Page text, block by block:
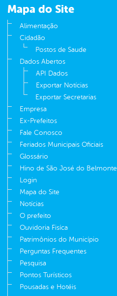
Mapa do Site
Alimentação
Cidadão
Postos de Saude
Dados Abertos
API Dados
Exportar Notícias
Exportar Secretarias
Empresa
Ex-Prefeitos
Fale Conosco
Feriados Municipais Oficiais
Glossário
Hino de São José do Belmonte
Login
Mapa do Site
Notícias
O prefeito
Ouvidoria Fisíca
Patrimônios do Município
Perguntas Frequentes
Pesquisa
Pontos Turísticos
Pousadas e Hotéis